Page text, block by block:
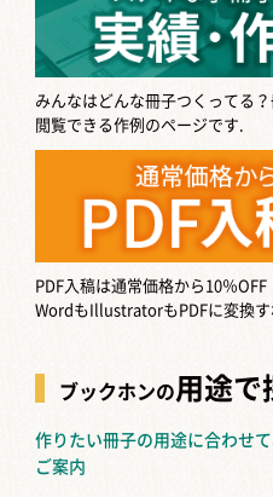
みんなはどんな冊子つくってる？
閲覧できる作例のページです.
PDF入稿は通常価格から10％OFF
WordもIllustratorもPDFに変換す
ブックホンの用途で
作りたい冊子の用途に合わせ
ご案内